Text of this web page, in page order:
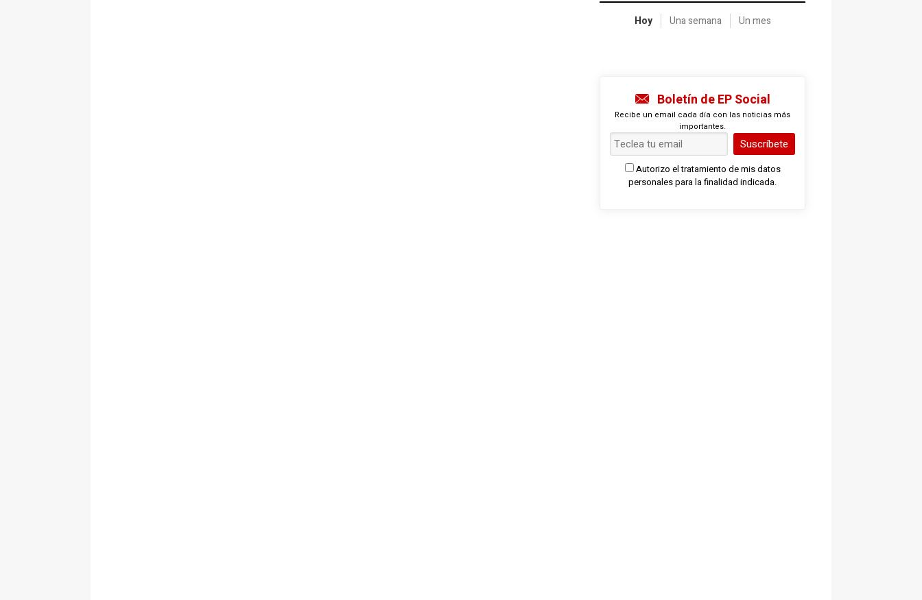
Hoy Una semana Un mes
Boletín de EP Social
Recibe un email cada día con las noticias más
importantes.
Suscríbete
Autorizo el tratamiento de mis datos
personales para la finalidad indicada.